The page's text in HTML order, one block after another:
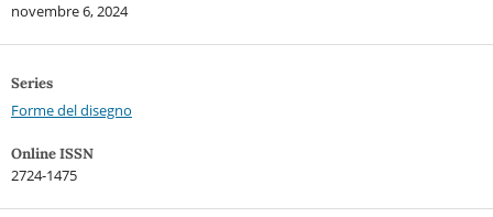
novembre 6, 2024
Series
Forme del disegno
Online ISSN
2724-1475